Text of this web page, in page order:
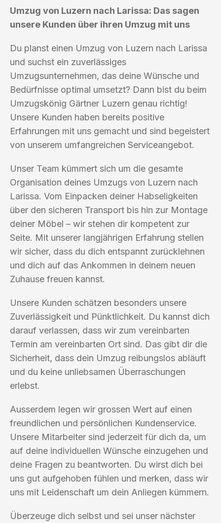
Umzug von Luzern nach Larissa: Das sagen
unsere Kunden über ihren Umzug mit uns
Du planst einen Umzug von Luzern nach Larissa
und suchst ein zuverlässiges
Umzugsunternehmen, das deine Wünsche und
Bedürfnisse optimal umsetzt? Dann bist du beim
Umzugskönig Gärtner Luzern genau richtig!
Unsere Kunden haben bereits positive
Erfahrungen mit uns gemacht und sind begeistert
von unserem umfangreichen Serviceangebot.
Unser Team kümmert sich um die gesamte
Organisation deines Umzugs von Luzern nach
Larissa. Vom Einpacken deiner Habseligkeiten
über den sicheren Transport bis hin zur Montage
deiner Möbel – wir stehen dir kompetent zur
Seite. Mit unserer langjährigen Erfahrung stellen
wir sicher, dass du dich entspannt zurücklehnen
und dich auf das Ankommen in deinem neuen
Zuhause freuen kannst.
Unsere Kunden schätzen besonders unsere
Zuverlässigkeit und Pünktlichkeit. Du kannst dich
darauf verlassen, dass wir zum vereinbarten
Termin am vereinbarten Ort sind. Das gibt dir die
Sicherheit, dass dein Umzug reibungslos abläuft
und du keine unliebsamen Überraschungen
erlebst.
Ausserdem legen wir grossen Wert auf einen
freundlichen und persönlichen Kundenservice.
Unsere Mitarbeiter sind jederzeit für dich da, um
auf deine individuellen Wünsche einzugehen und
deine Fragen zu beantworten. Du wirst dich bei
uns gut aufgehoben fühlen und merken, dass wir
uns mit Leidenschaft um dein Anliegen kümmern.
Überzeuge dich selbst und sei unser nächster